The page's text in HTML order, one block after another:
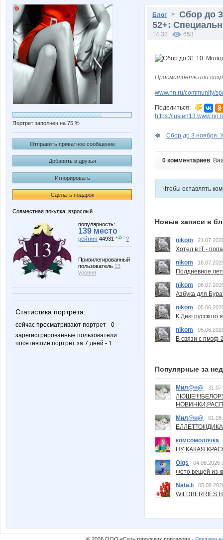
Портрет заполнен на 75 %
Отправить приватное сообщение
Добавить в друзья
Игнорировать
Сделать подарок
Совместная покупка: взрослый
популярность:
139 место
рейтинг 44931 +15 ↑ ?
Привилегированный
пользователь 13
уровня
Статистика портрета:
сейчас просматривают портрет - 0
зарегистрированные пользователи
посетившие портрет за 7 дней - 1
Блог > Сбор до
52+:
14:32 653
Просмотреть или
www.nn.ru/community/
Поделиться:
https://
Сбор до 3 ноября.
0 комментариев.
Чтобы оставлять
Новые записи в
nikom
Хотел в IT -
nikom
Полдневное
nikom
Азбука для
nikom
К Дню русского
nikom
В связи с пмэф-
Популярные за
Мил@н@
Мил@н@
комсомолочка
НУ КАКАЯ
Olgs
04.08.2026
Фото вещей из
Nata.li